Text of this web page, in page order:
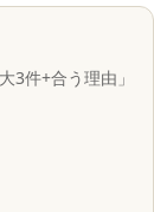
3件+合う理由」